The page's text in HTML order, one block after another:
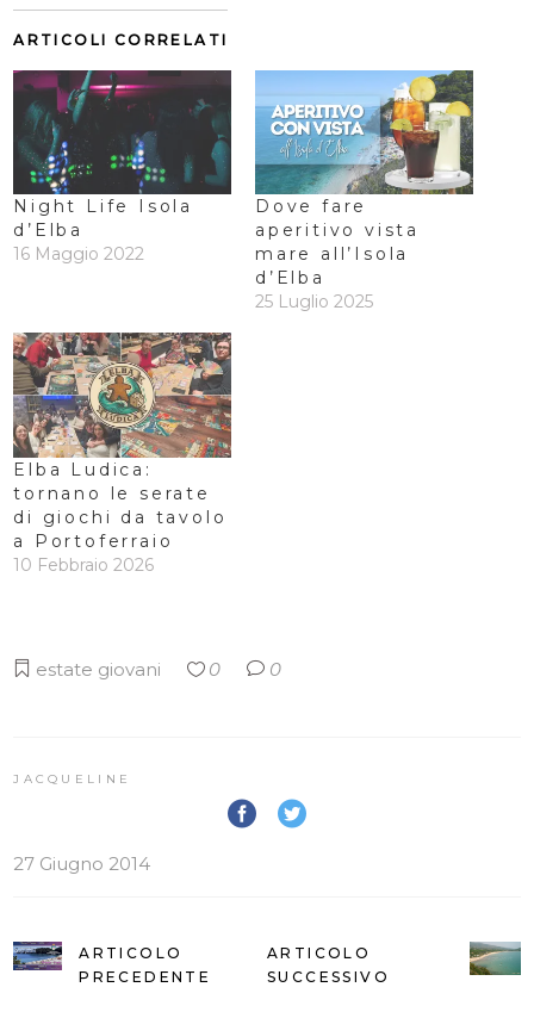
ARTICOLI CORRELATI
Night Life Isola
d’Elba
16 Maggio 2022
Dove fare
aperitivo vista
mare all’Isola
d’Elba
25 Luglio 2025
Elba Ludica:
tornano le serate
di giochi da tavolo
a Portoferraio
10 Febbraio 2026
estate giovani 0 0
JACQUELINE
27 Giugno 2014
ARTICOLO
PRECEDENTE
ARTICOLO
SUCCESSIVO